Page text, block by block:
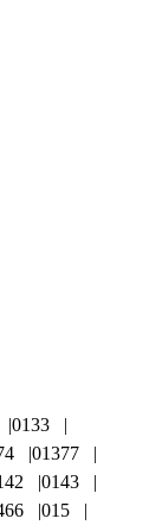
0133
01377
0143
015